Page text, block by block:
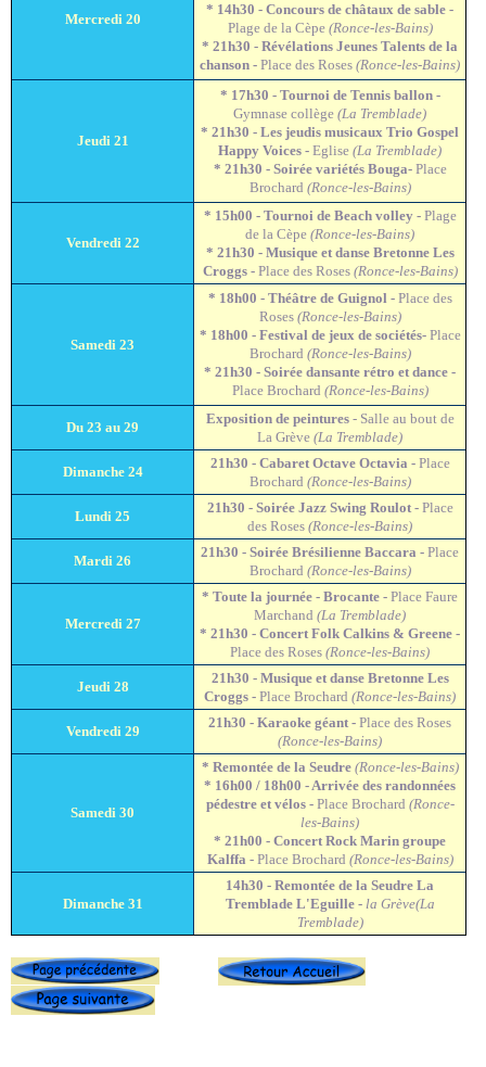
Mercredi 20
* 14h30 - Concours de châtaux de sable -
Plage de la Cèpe (Ronce-les-Bains)
* 21h30 - Révélations Jeunes Talents de la
chanson - Place des Roses (Ronce-les-Bains)
Jeudi 21
* 17h30 - Tournoi de Tennis ballon -
Gymnase collège (La Tremblade)
* 21h30 - Les jeudis musicaux Trio Gospel
Happy Voices - Eglise (La Tremblade)
* 21h30 - Soirée variétés Bouga- Place
Brochard (Ronce-les-Bains)
Vendredi 22
* 15h00 - Tournoi de Beach volley - Plage
de la Cèpe (Ronce-les-Bains)
* 21h30 - Musique et danse Bretonne Les
Croggs - Place des Roses (Ronce-les-Bains)
Samedi 23
* 18h00 - Théâtre de Guignol - Place des
Roses (Ronce-les-Bains)
* 18h00 - Festival de jeux de sociétés- Place
Brochard (Ronce-les-Bains)
* 21h30 - Soirée dansante rétro et dance -
Place Brochard (Ronce-les-Bains)
Du 23 au 29
Exposition de peintures- Salle au bout de
La Grève (La Tremblade)
Dimanche 24
21h30 - Cabaret Octave Octavia - Place
Brochard (Ronce-les-Bains)
Lundi 25
21h30 - Soirée Jazz Swing Roulot - Place
des Roses (Ronce-les-Bains)
Mardi 26
21h30 - Soirée Brésilienne Baccara - Place
Brochard (Ronce-les-Bains)
Mercredi 27
* Toute la journée - Brocante - Place Faure
Marchand (La Tremblade)
* 21h30 - Concert Folk Calkins & Greene -
Place des Roses (Ronce-les-Bains)
Jeudi 28
21h30 - Musique et danse Bretonne Les
Croggs - Place Brochard (Ronce-les-Bains)
Vendredi 29
21h30 - Karaoke géant - Place des Roses
(Ronce-les-Bains)
Samedi 30
* Remontée de la Seudre (Ronce-les-Bains)
* 16h00 / 18h00 - Arrivée des randonnées
pédestre et vélos - Place Brochard (Ronce-
les-Bains)
* 21h00 - Concert Rock Marin groupe
Kalffa - Place Brochard (Ronce-les-Bains)
Dimanche 31
14h30 - Remontée de la Seudre La
Tremblade L'Eguille - la Grève(La
Tremblade)